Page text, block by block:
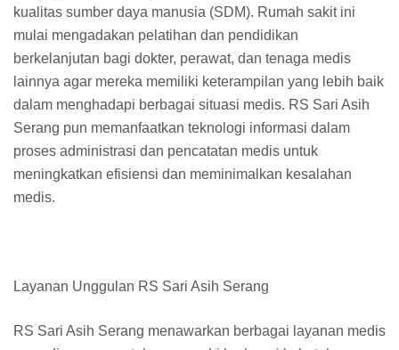
kualitas sumber daya manusia (SDM). Rumah sakit ini
mulai mengadakan pelatihan dan pendidikan
berkelanjutan bagi dokter, perawat, dan tenaga medis
lainnya agar mereka memiliki keterampilan yang lebih baik
dalam menghadapi berbagai situasi medis. RS Sari Asih
Serang pun memanfaatkan teknologi informasi dalam
proses administrasi dan pencatatan medis untuk
meningkatkan efisiensi dan meminimalkan kesalahan
medis.
Layanan Unggulan RS Sari Asih Serang
RS Sari Asih Serang menawarkan berbagai layanan medis